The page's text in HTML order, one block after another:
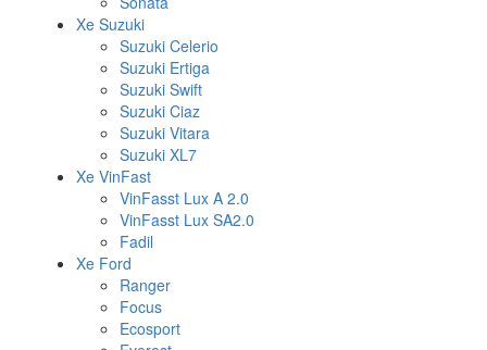
Xe Suzuki
Suzuki Celerio
Suzuki Ertiga
Suzuki Swift
Suzuki Ciaz
Suzuki Vitara
Suzuki XL7
Xe VinFast
VinFasst Lux A 2.0
VinFasst Lux SA2.0
Fadil
Xe Ford
Ranger
Focus
Ecosport